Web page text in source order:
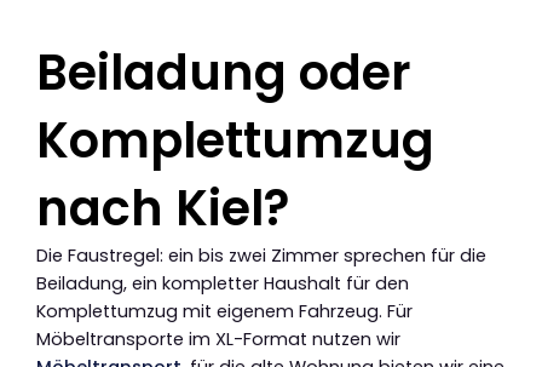
Beiladung oder
Komplettumzug
nach Kiel?
Die Faustregel: ein bis zwei Zimmer sprechen für die
Beiladung, ein kompletter Haushalt für den
Komplettumzug mit eigenem Fahrzeug. Für
Möbeltransporte im XL-Format nutzen wir